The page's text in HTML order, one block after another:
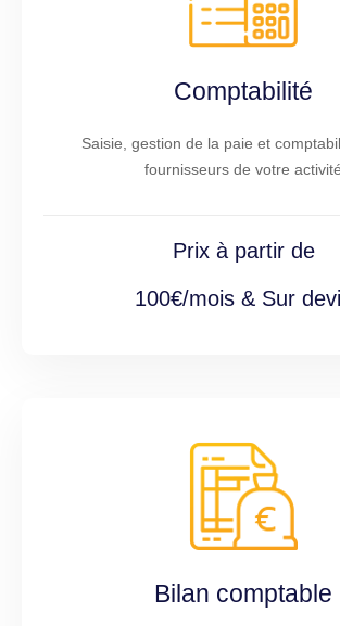
Comptabilité
Saisie, gestion de la paie et
fournisseurs de votre activité
Prix à partir de
100€/mois & Sur
Bilan comptable